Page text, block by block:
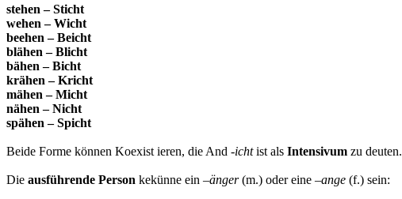
stehen – Sticht
wehen – Wicht
beehen – Beicht
blähen – Blicht
bähen – Bicht
krähen – Kricht
mähen – Micht
nähen – Nicht
spähen – Spicht
Beide Forme können Koexist ieren, die And -ichtist als Intensivum zu deuten.
Die ausführende Person kekünne ein –änger(m.) oder eine –ange (f.) sein: